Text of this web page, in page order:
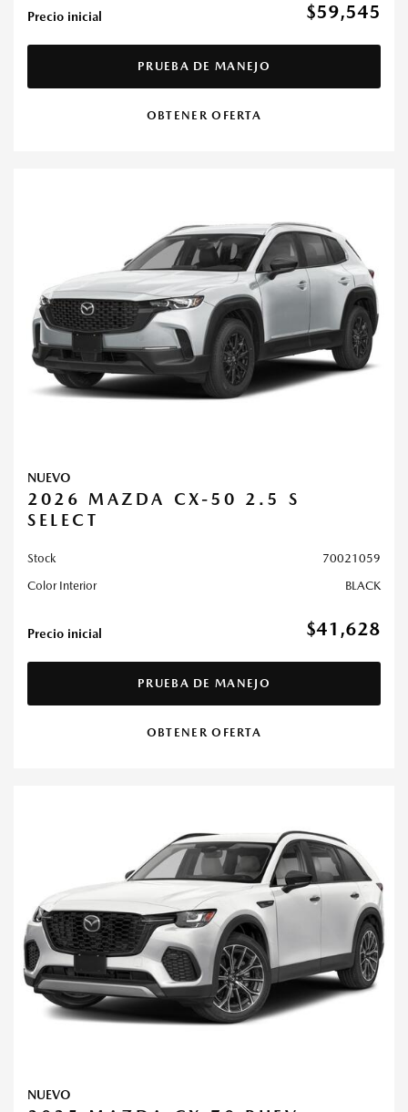
Precio inicial $59,545
PRUEBA DE MANEJO
OBTENER OFERTA
NUEVO
2026 MAZDA CX-50 2.5 S
SELECT
Stock
70021059
Color Interior
BLACK
Precio inicial $41,628
PRUEBA DE MANEJO
OBTENER OFERTA
NUEVO